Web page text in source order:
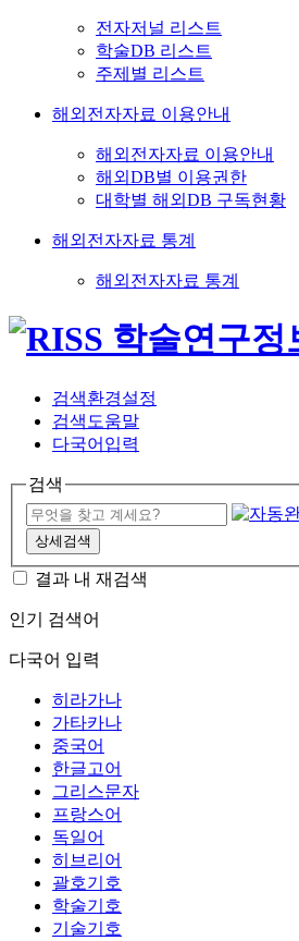
전자저널 리스트
학술DB 리스트
주제별 리스트
해외전자자료 이용안내
해외전자자료 이용안내
해외DB별 이용권한
대학별 해외DB 구독현황
해외전자자료 통계
해외전자자료 통계
검색환경설정
검색도움말
다국어입력
검색
상세검색
결과 내 재검색
인기 검색어
다국어 입력
히라가나
가타카나
중국어
한글고어
그리스문자
프랑스어
독일어
히브리어
괄호기호
학술기호
기술기호